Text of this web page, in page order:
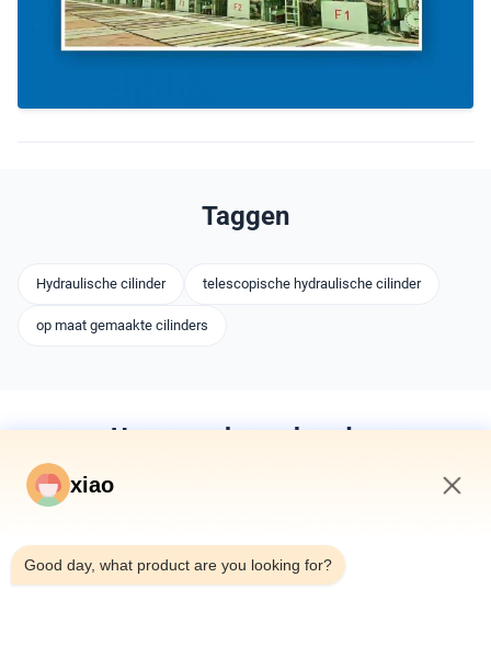
Taggen
Hydraulische cilinder telescopische hydraulische cilinder
op maat gemaakte cilinders
U mag ook van houden
xiao
Good day, what product are you looking for?